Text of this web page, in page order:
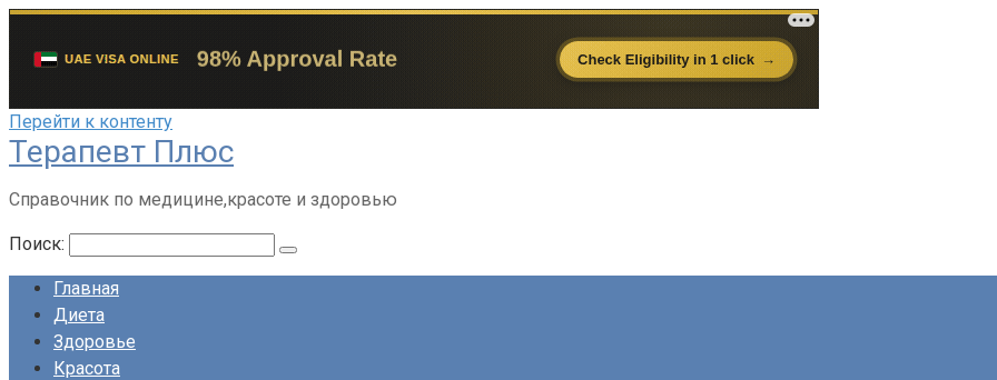
Перейти к контенту
Терапевт Плюс
Справочник по медицине,красоте и здоровью
Поиск:
Главная
Диета
Здоровье
Красота